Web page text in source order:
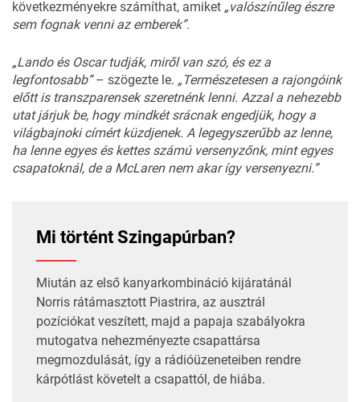
következményekre számíthat, amiket „valószínűleg észre
sem fognak venni az emberek”.
„Lando és Oscar tudják, miről van szó, és ez a
legfontosabb”– szögezte le. „Természetesen a rajongóink
előtt is transzparensek szeretnénk lenni. Azzal a nehezebb
utat járjuk be, hogy mindkét srácnak engedjük, hogy a
világbajnoki címért küzdjenek. A legegyszerűbb az lenne,
ha lenne egyes és kettes számú versenyzőnk, mint egyes
csapatoknál, de a McLaren nem akar így versenyezni.”
Mi történt Szingapúrban?
Miután az első kanyarkombináció kijáratánál
Norris rátámasztott Piastrira, az ausztrál
pozíciókat veszített, majd a papaja szabályokra
mutogatva nehezményezte csapattársa
megmozdulását, így a rádióüzeneteiben rendre
kárpótlást követelt a csapattól, de hiába.